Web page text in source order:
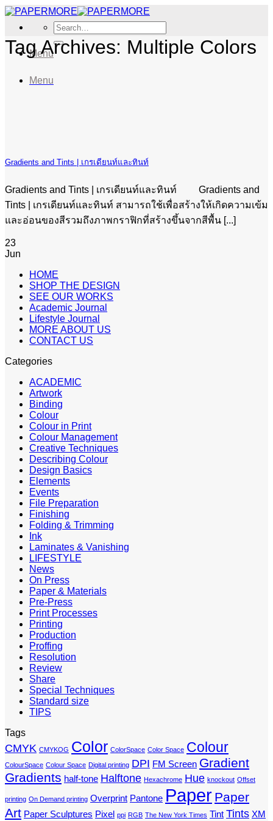
Skip
content
Search
for:
Menu
Menu
Tag Archives: Multiple Colors
Gradients and Tints | เกรเดียนท์และทินท์
Gradients and Tints | เกรเดียนท์และทินท์ Gradients and
Tints | เกรเดียนท์และทินท์ สามารถใช้เพื่อสร้างให้เกิดความเข้ม
และอ่อนของสีรวมถึงภาพกราฟิกที่สร้างขึ้นจากสีพื้น [...]
23
Jun
HOME
SHOP THE DESIGN
SEE OUR WORKS
Academic Journal
Lifestyle Journal
MORE ABOUT US
CONTACT US
Categories
ACADEMIC
Artwork
Binding
Colour
Colour in Print
Colour Management
Creative Techniques
Describing Colour
Design Basics
Elements
Events
File Preparation
Finishing
Folding & Trimming
Ink
Laminates & Vanishing
LIFESTYLE
News
On Press
Paper & Materials
Pre-Press
Print Processes
Printing
Production
Proffing
Resolution
Review
Share
Special Techniques
Standard size
TIPS
Tags
CMYK CMYKOG Color ColorSpace Color Space Colour
ColourSpace Colour Space Digital printing DPI FM Screen Gradient
Gradients half-tone Halftone Hexachrome Hue knockout Offset
printing On Demand printing Overprint Pantone Paper Paper
Art Paper Sculptures Pixel ppi RGB The New York Times Tint Tints XM